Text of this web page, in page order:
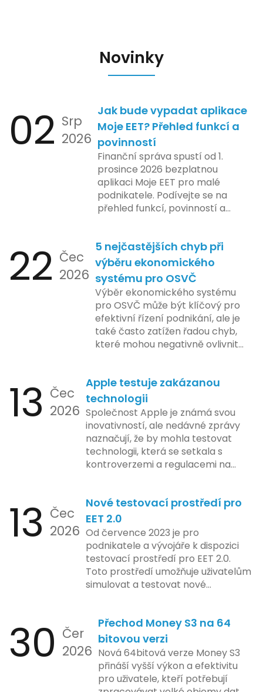
Novinky
02 Srp
2026
Jak bude vypadat aplikace
Moje EET? Přehled funkcí a
povinností
Finanční správa spustí od 1.
prosince 2026 bezplatnou
aplikaci Moje EET pro malé
podnikatele. Podívejte se na
přehled funkcí, povinností a
22 Čec
2026
5 nejčastějších chyb při
výběru ekonomického
systému pro OSVČ
Výběr ekonomického systému
pro OSVČ může být klíčový pro
efektivní řízení podnikání, ale je
také často zatížen řadou chyb,
které mohou negativně ovlivnit
by se podnikatelé měli vyvarovat.
13 Čec
2026
Apple testuje zakázanou
technologii
Společnost Apple je známá svou
inovativností, ale nedávné zprávy
naznačují, že by mohla testovat
technologii, která se setkala s
kontroverzemi a regulacemi na
implementace funkce, která by
mohla porušovat určité zákonné
limity na ochranu osobních údajů.
Tato technologie se zaměřuje na
pokročilé sledování uživatelských
aktivit, což vyvolalo obavy ohledně
soukromí a ochrany dat uživatelů.
bezpečnost a ochranu spotřebitelů,
regulační orgány různých zemí jsou
na pozoru a sledují vývoj celého
případu velmi bedlivě. Vedení
společnosti zatím neposkytlo
podrobnější informace o
13 Čec
2026
Nové testovací prostředí pro
EET 2.0
Od července 2023 je pro
podnikatele a vývojáře k dispozici
testovací prostředí pro EET 2.0.
Toto prostředí umožňuje uživatelům
simulovat a testovat nové
kontrolovaném prostředí. Uživatelé
mají možnost předem se seznámit s
aktualizacemi, a tím lépe připravit
své systémy na oficiální zavedení
nového systému.
30 Čer
2026
Přechod Money S3 na 64
bitovou verzi
Nová 64bitová verze Money S3
přináší vyšší výkon a efektivitu
pro uživatele, kteří potřebují